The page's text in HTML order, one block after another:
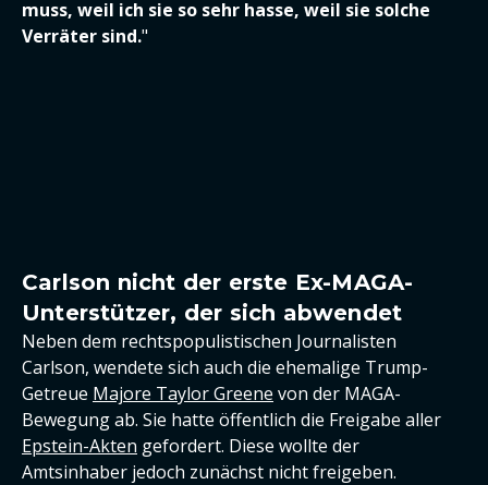
muss, weil ich sie so sehr hasse, weil sie solche
Verräter sind."
Carlson nicht der erste Ex-MAGA-
Unterstützer, der sich abwendet
Neben dem rechtspopulistischen Journalisten
Carlson, wendete sich auch die ehemalige Trump-
Getreue Majore Taylor Greene von der MAGA-
Bewegung ab. Sie hatte öffentlich die Freigabe aller
Epstein-Akten gefordert. Diese wollte der
Amtsinhaber jedoch zunächst nicht freigeben.